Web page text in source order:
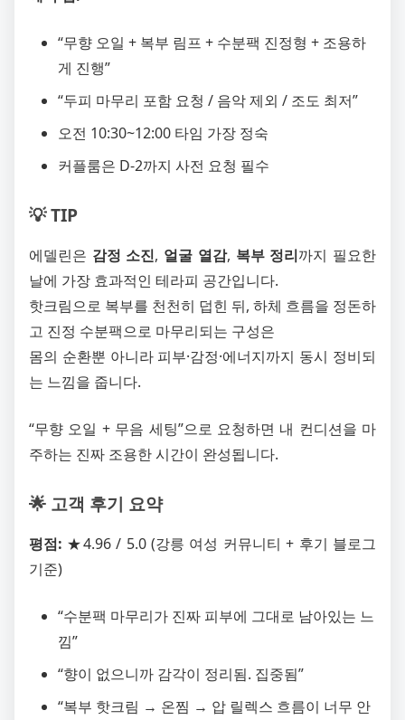
“무향 오일 + 복부 림프 + 수분팩 진정형 + 조용하
게 진행”
“두피 마무리 포함 요청 / 음악 제외 / 조도 최저”
오전 10:30~12:00 타임 가장 정숙
커플룸은 D-2까지 사전 요청 필수
💡 TIP
에델린은 감정 소진, 얼굴 열감, 복부 정리까지 필요한
날에 가장 효과적인 테라피 공간입니다.
핫크림으로 복부를 천천히 덥힌 뒤, 하체 흐름을 정돈하
고 진정 수분팩으로 마무리되는 구성은
몸의 순환뿐 아니라 피부·감정·에너지까지 동시 정비되
는 느낌을 줍니다.
“무향 오일 + 무음 세팅”으로 요청하면 내 컨디션을 마
주하는 진짜 조용한 시간이 완성됩니다.
🌟 고객 후기 요약
평점: ★4.96 / 5.0 (강릉 여성 커뮤니티 + 후기 블로그
기준)
“수분팩 마무리가 진짜 피부에 그대로 남아있는 느
낌”
“향이 없으니까 감각이 정리됨. 집중됨”
“복부 핫크림 → 온찜 → 압 릴렉스 흐름이 너무 안